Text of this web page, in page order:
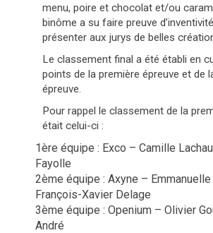
menu, poire et chocolat et/ou
binôme a su faire preuve
présenter aux jurys de belles
Le classement final a été établi en
points de la première épreuve et de
épreuve.
Pour rappel le classement de la
était celui-ci :
1ère équipe : Exco – Camille
Fayolle
2ème équipe : Axyne –
François-Xavier Delage
3ème équipe : Openium – Olivier
André